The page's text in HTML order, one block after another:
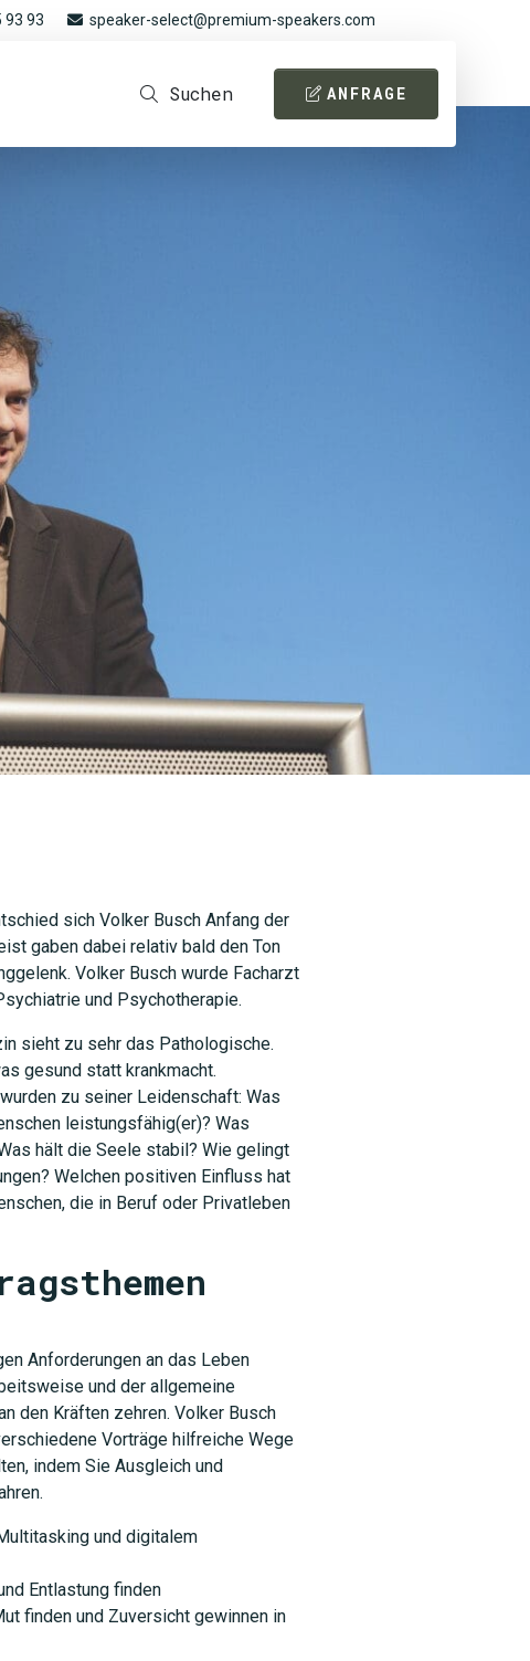
93 93 speaker-select@premium-speakers.com
Suchen ANFRAGE
sich Volker Busch Anfang der
gaben dabei relativ bald den Ton
Volker Busch wurde Facharzt
und Psychotherapie.
sieht zu sehr das Pathologische.
gesund statt krankmacht.
zu seiner Leidenschaft: Was
leistungsfähig(er)? Was
hält die Seele stabil? Wie gelingt
Welchen positiven Einfluss hat
die in Beruf oder Privatleben
Anforderungen an das Leben
und der allgemeine
den Kräften zehren. Volker Busch
Vorträge hilfreiche Wege
indem Sie Ausgleich und
und digitalem
Entlastung finden
finden und Zuversicht gewinnen in